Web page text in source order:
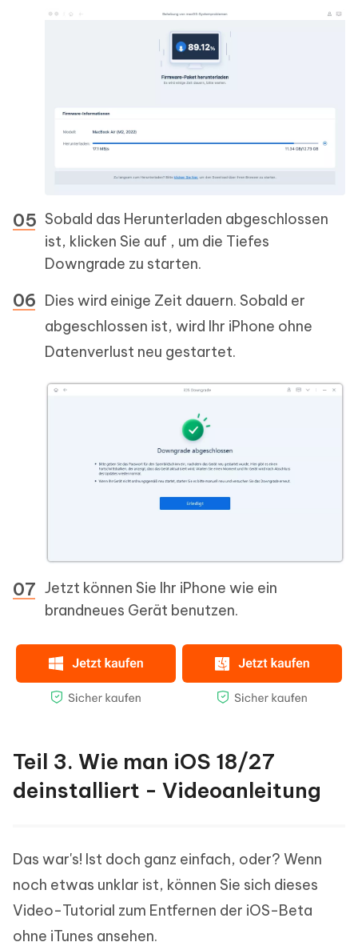
Sobald das Herunterladen abgeschlossen
ist, klicken Sie auf , um die Tiefes
Downgrade zu starten.
Dies wird einige Zeit dauern. Sobald er
abgeschlossen ist, wird Ihr iPhone ohne
Datenverlust neu gestartet.
Jetzt können Sie Ihr iPhone wie ein
brandneues Gerät benutzen.
Teil 3. Wie man iOS 18/27
deinstalliert - Videoanleitung
Das war's! Ist doch ganz einfach, oder? Wenn
noch etwas unklar ist, können Sie sich dieses
Video-Tutorial zum Entfernen der iOS-Beta
ohne iTunes ansehen.